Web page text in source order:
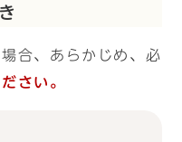
合、あらかじめ、必
さい。